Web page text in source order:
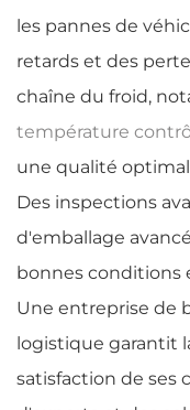
les pannes de
retards et des
chaîne du froid,
température
une qualité
Des inspections
d'emballage
bonnes conditions
Une entreprise de
logistique garantit
satisfaction de ses